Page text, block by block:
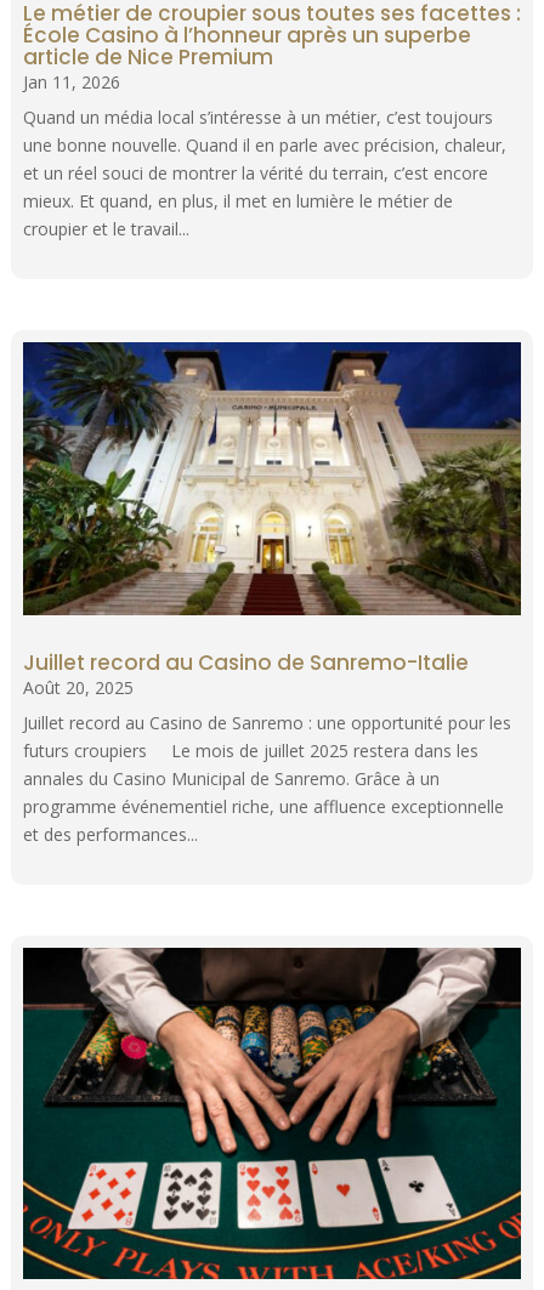
Le métier de croupier sous toutes ses facettes :
École Casino à l’honneur après un superbe
article de Nice Premium
Jan 11, 2026
Quand un média local s’intéresse à un métier, c’est toujours
une bonne nouvelle. Quand il en parle avec précision, chaleur,
et un réel souci de montrer la vérité du terrain, c’est encore
mieux. Et quand, en plus, il met en lumière le métier de
croupier et le travail...
Juillet record au Casino de Sanremo-Italie
Août 20, 2025
Juillet record au Casino de Sanremo : une opportunité pour les
futurs croupiers Le mois de juillet 2025 restera dans les
annales du Casino Municipal de Sanremo. Grâce à un
programme événementiel riche, une affluence exceptionnelle
et des performances...